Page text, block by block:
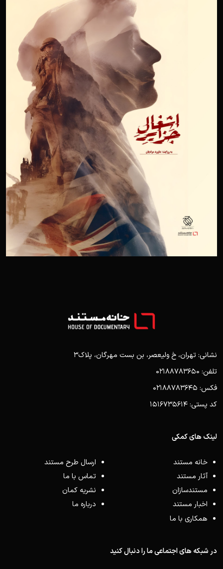
نشانی: تهران، خ ولیعصر، بن بست مهرگان، پلاک3
تلفن: 02188783650
فکس: 02188783645
کد پستی: 1516735614
لینک های کمکی
خانه مستند
آثار مستند
مستندسازان
اخبار مستند
همکاری با ما
ارسال طرح مستند
تماس با ما
نشریه کمان
درباره ما
در شبکه های اجتماعی ما را دنبال کنید